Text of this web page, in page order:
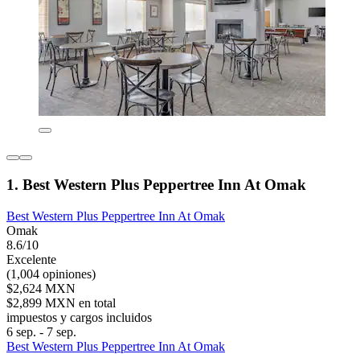
1. Best Western Plus Peppertree Inn At Omak
Best Western Plus Peppertree Inn At Omak
Omak
8.6/10
Excelente
(1,004 opiniones)
$2,624 MXN
$2,899 MXN en total
impuestos y cargos incluidos
6 sep. - 7 sep.
Best Western Plus Peppertree Inn At Omak